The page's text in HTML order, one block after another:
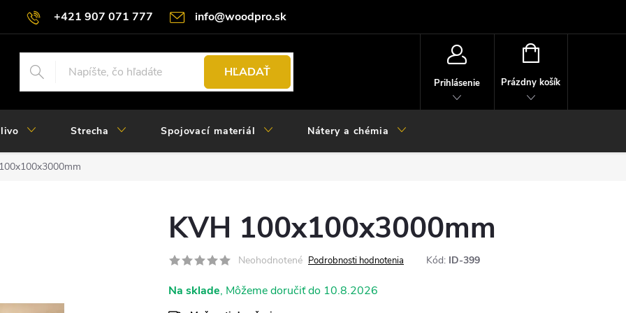
+421 907 071 777 info@woodpro.sk
HĽADAŤ
Prihlásenie
NÁKUPNÝ
Prázdny košík
Strecha Spojovací materiál Nátery a chémia
KVH 100x100x3000mm
Neohodnotené Podrobnosti hodnotenia Kód: ID-399
Na sklade 10.8.2026